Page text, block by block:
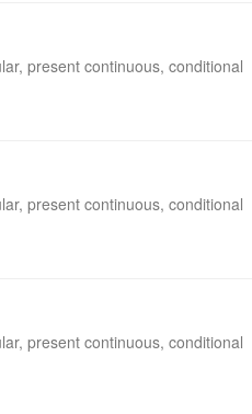
present continuous, conditional
present continuous, conditional
present continuous, conditional